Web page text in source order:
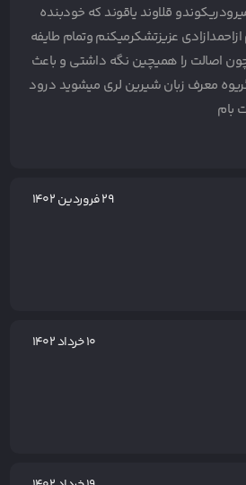
قلاوند یاقوند که خودبنده
عزیزتشکرمیکنم وتمام طایفه
چون اصالت را همیچین نگه داشتی و باعث
معرف زبان شیرین لری میشوید درود
بام
۲۹ فروردین ۱۴۰۲
۱۰ خرداد ۱۴۰۲